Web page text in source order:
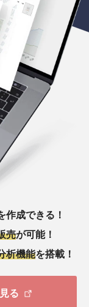
作成できる！
売が可能！
析機能を搭載！
る